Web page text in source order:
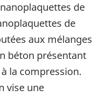
de
de
aux mélanges
béton présentant
la compression.
vise une